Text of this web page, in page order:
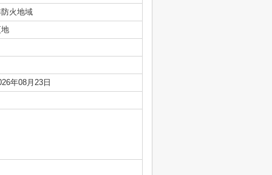
火地域
年08月23日